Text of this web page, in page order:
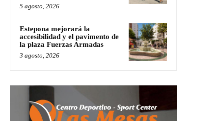
5 agosto, 2026
Estepona mejorará la
accesibilidad y el pavimento de
la plaza Fuerzas Armadas
3 agosto, 2026